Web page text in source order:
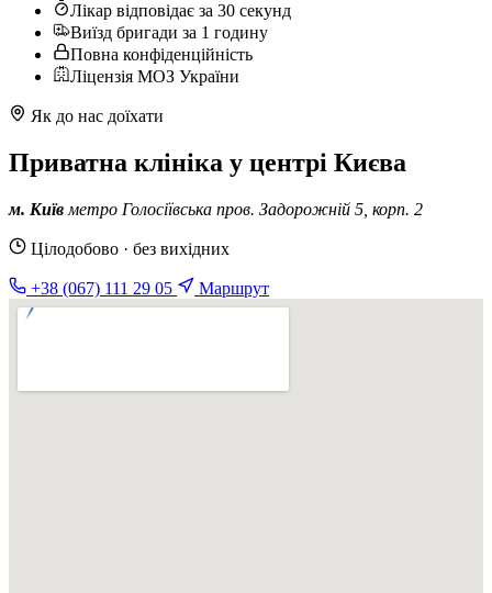
Лікар відповідає за 30 секунд
Виїзд бригади за 1 годину
Повна конфіденційність
Ліцензія МОЗ України
Як до нас доїхати
Приватна клініка у центрі Києва
м. Київ метро Голосіївська пров. Задорожній 5, корп. 2
Цілодобово · без вихідних
+38 (067) 111 29 05 Маршрут